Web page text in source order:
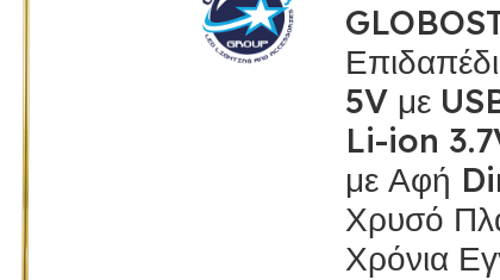
5V με
Li-ion
με Αφή
Χρυσό
Χρόνια